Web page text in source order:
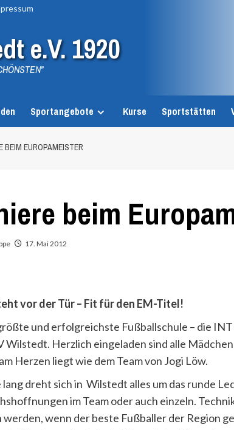
e.V. 1920
Sportangebote Kurse Sportstätten
BEIM EUROPAMEISTER
beim
17. Mai 2012
vor der Tür – Fit für den EM-Titel!
und erfolgreichste Fußballschule – die
Wilstedt. Herzlich eingeladen sind alle
Herzen liegt wie dem Team von Jogi Löw.
lang dreht sich in Wilstedt alles um das runde
im Team oder auch einzeln.
wenn der beste Fußballer der Region